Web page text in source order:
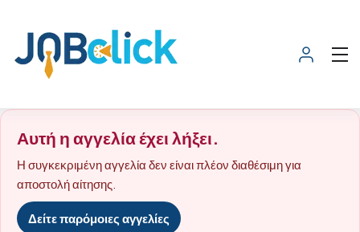
Αυτή η αγγελία έχει λήξει.
Η συγκεκριμένη αγγελία δεν είναι πλέον διαθέσιμη για
αποστολή αίτησης.
Δείτε παρόμοιες αγγελίες